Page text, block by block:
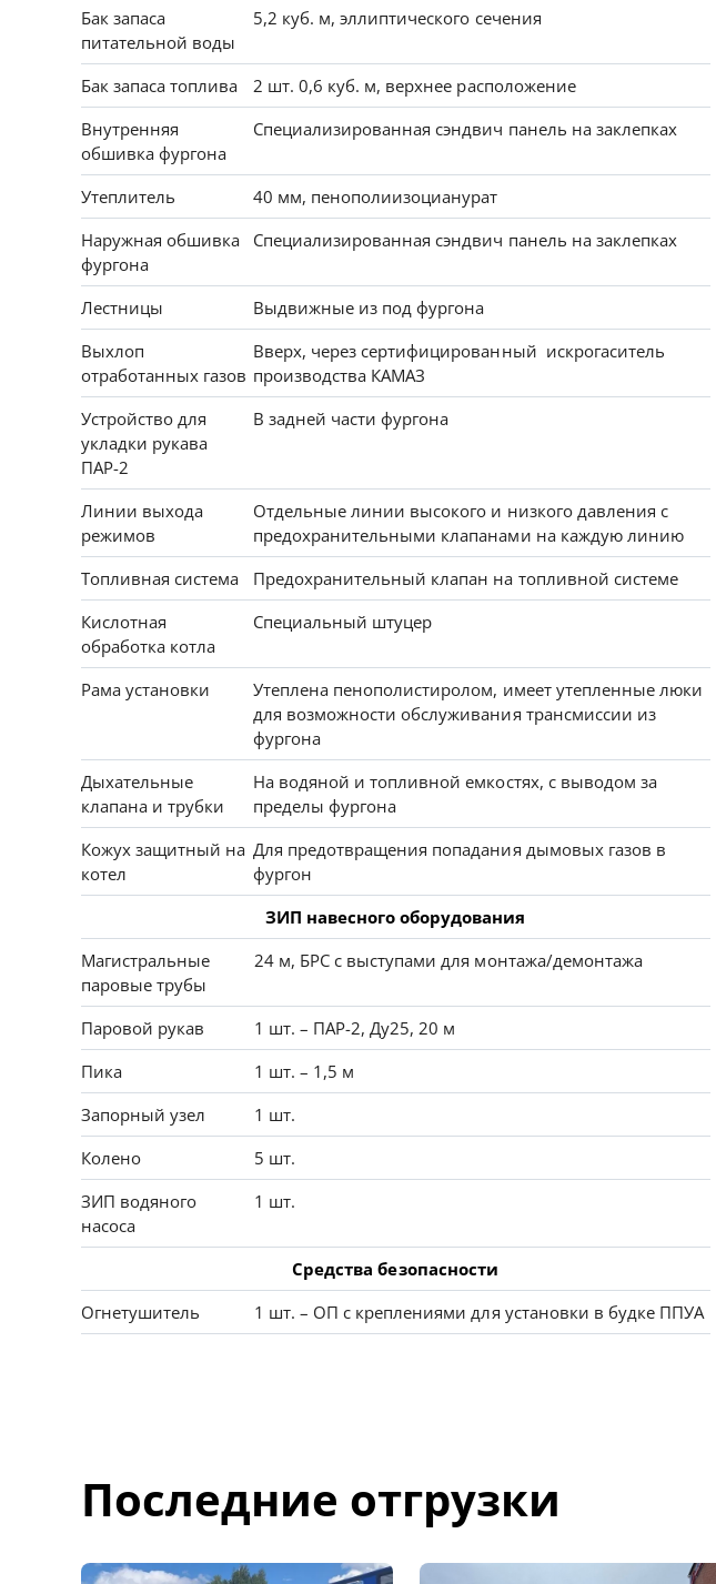
Бак запаса
питательной воды
5,2 куб. м, эллиптического сечения
Бак запаса топлива
2 шт. 0,6 куб. м, верхнее расположение
Внутренняя
обшивка фургона
Специализированная сэндвич панель на заклепках
Утеплитель
40 мм, пенополиизоцианурат
Наружная обшивка
фургона
Специализированная сэндвич панель на заклепках
Лестницы
Выдвижные из под фургона
Выхлоп
отработанных газов
Вверх, через сертифицированный искрогаситель
производства КАМАЗ
Устройство для
укладки рукава
ПАР-2
В задней части фургона
Линии выхода
режимов
Отдельные линии высокого и низкого давления с
предохранительными клапанами на каждую линию
Топливная система
Предохранительный клапан на топливной системе
Кислотная
обработка котла
Специальный штуцер
Рама установки
Утеплена пенополистиролом, имеет утепленные люки
для возможности обслуживания трансмиссии из
фургона
Дыхательные
клапана и трубки
На водяной и топливной емкостях, с выводом за
пределы фургона
Кожух защитный на
котел
Для предотвращения попадания дымовых газов в
фургон
ЗИП навесного оборудования
Магистральные
паровые трубы
24 м, БРС с выступами для монтажа/демонтажа
Паровой рукав
1 шт. – ПАР-2, Ду25, 20 м
Пика
1 шт. – 1,5 м
Запорный узел
1 шт.
Колено
5 шт.
ЗИП водяного
насоса
1 шт.
Средства безопасности
Огнетушитель
1 шт. – ОП с креплениями для установки в будке ППУА
Последние отгрузки